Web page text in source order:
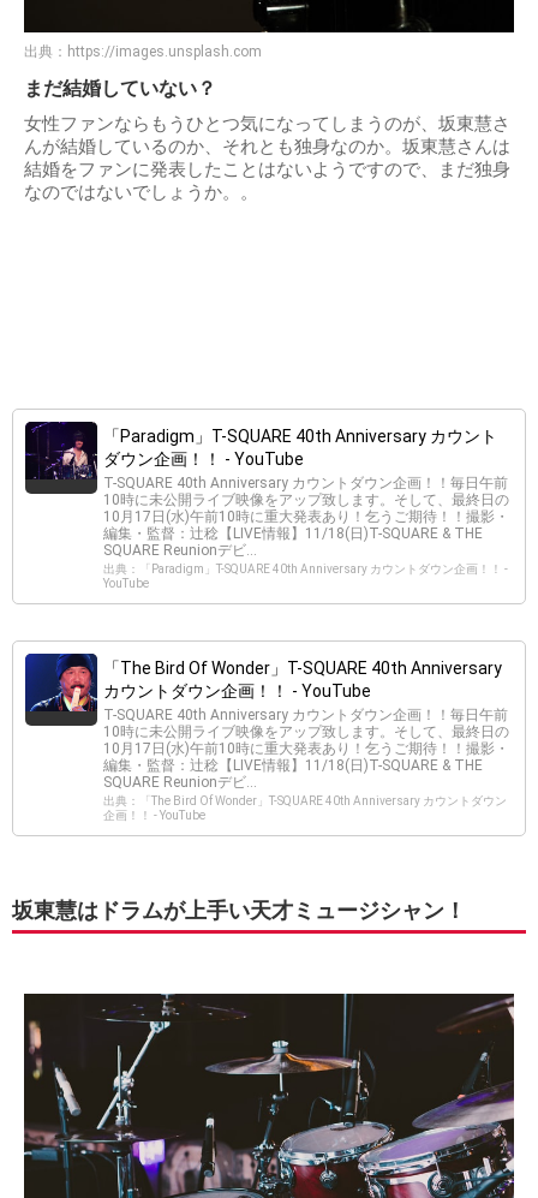
出典： https://images.unsplash.com
まだ結婚していない？
女性ファンならもうひとつ気になってしまうのが、坂東慧さ
んが結婚しているのか、それとも独身なのか。坂東慧さんは
結婚をファンに発表したことはないようですので、まだ独身
なのではないでしょうか。。
「Paradigm」T-SQUARE 40th Anniversary カウント
ダウン企画！！ - YouTube
T-SQUARE 40th Anniversary カウントダウン企画！！毎日午前
10時に未公開ライブ映像をアップ致します。そして、最終日の
10月17日(水)午前10時に重大発表あり！乞うご期待！！撮影・
編集・監督：辻稔【LIVE情報】11/18(日)T-SQUARE & THE
SQUARE Reunionデビ...
出典：「Paradigm」T-SQUARE 40th Anniversary カウントダウン企画！！ -
YouTube
「The Bird Of Wonder」T-SQUARE 40th Anniversary
カウントダウン企画！！ - YouTube
T-SQUARE 40th Anniversary カウントダウン企画！！毎日午前
10時に未公開ライブ映像をアップ致します。そして、最終日の
10月17日(水)午前10時に重大発表あり！乞うご期待！！撮影・
編集・監督：辻稔【LIVE情報】11/18(日)T-SQUARE & THE
SQUARE Reunionデビ...
出典：「The Bird Of Wonder」T-SQUARE 40th Anniversary カウントダウン
企画！！ - YouTube
坂東慧はドラムが上手い天才ミュージシャン！